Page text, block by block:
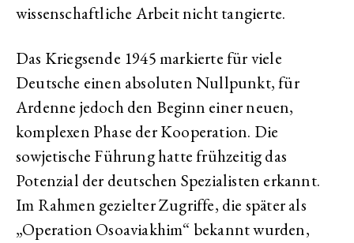
wissenschaftliche Arbeit nicht tangierte.
Das Kriegsende 1945 markierte für viele
Deutsche einen absoluten Nullpunkt, für
Ardenne jedoch den Beginn einer neuen,
komplexen Phase der Kooperation. Die
sowjetische Führung hatte frühzeitig das
Potenzial der deutschen Spezialisten erkannt.
Im Rahmen gezielter Zugriffe, die später als
„Operation Osoaviakhim“ bekannt wurden,